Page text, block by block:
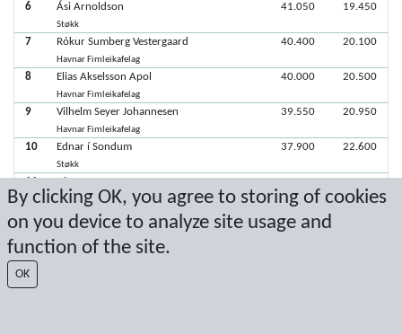
By clicking OK, you agree to storing of cookies
on you device to analyze site usage and
function of the site.
OK
6 Ási Arnoldson
Støkk
41.050 19.450
7 Rókur Sumberg Vestergaard
Havnar Fimleikafelag
40.400 20.100
8 Elias Akselsson Apol
Havnar Fimleikafelag
40.000 20.500
9 Vilhelm Seyer Johannesen
Havnar Fimleikafelag
39.550 20.950
10 Ednar í Sondum
Støkk
37.900 22.600
11 Hjørtur Gøte
Støkk
Latest score: 3/23/2025 12:10:40 AM
Score by Sport Event Systems